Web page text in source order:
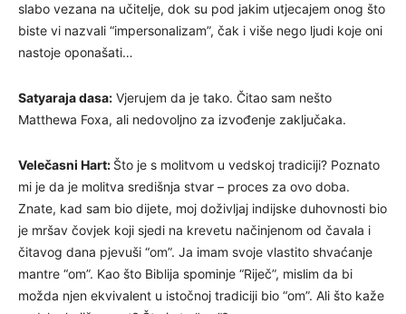
slabo vezana na učitelje, dok su pod jakim utjecajem onog što
biste vi nazvali “impersonalizam”, čak i više nego ljudi koje oni
nastoje oponašati…
Satyaraja dasa: Vjerujem da je tako. Čitao sam nešto
Matthewa Foxa, ali nedovoljno za izvođenje zaključaka.
Velečasni Hart: Što je s molitvom u vedskoj tradiciji? Poznato
mi je da je molitva središnja stvar – proces za ovo doba.
Znate, kad sam bio dijete, moj doživljaj indijske duhovnosti bio
je mršav čovjek koji sjedi na krevetu načinjenom od čavala i
čitavog dana pjevuši “om”. Ja imam svoje vlastito shvaćanje
mantre “om”. Kao što Biblija spominje “Riječ”, mislim da bi
možda njen ekvivalent u istočnoj tradiciji bio “om”. Ali što kaže